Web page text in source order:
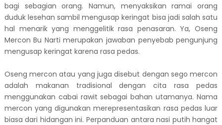
bagi sebagian orang. Namun, menyaksikan ramai orang
duduk lesehan sambil mengusap keringat bisa jadi salah satu
hal menarik yang menggelitik rasa penasaran. Ya, Oseng
Mercon Bu Narti merupakan jawaban penyebab pengunjung
mengusap keringat karena rasa pedas.
Oseng mercon atau yang juga disebut dengan sego mercon
adalah makanan tradisional dengan cita rasa pedas
menggunakan cabai rawit sebagai bahan utamanya. Nama
mercon yang digunakan merepresentasikan rasa pedas luar
biasa dari hidangan ini. Perpanduan antara nasi putih hangat